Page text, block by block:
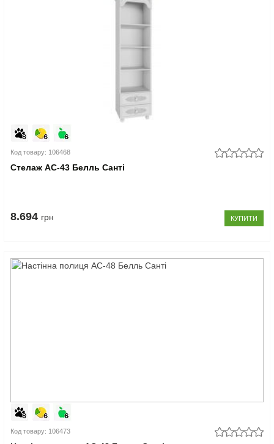
Код товару: 106468
Стелаж АС-43 Белль Санті
8.694 грн КУПИТИ
Код товару: 106473